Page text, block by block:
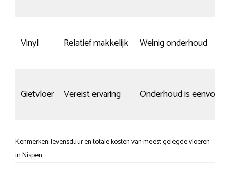
Vinyl Relatief makkelijk Weinig onderhoud
Gietvloer Vereist ervaring Onderhoud is eenvoudig
Kenmerken, levensduur en totale kosten van meest gelegde vloeren
in Nispen.